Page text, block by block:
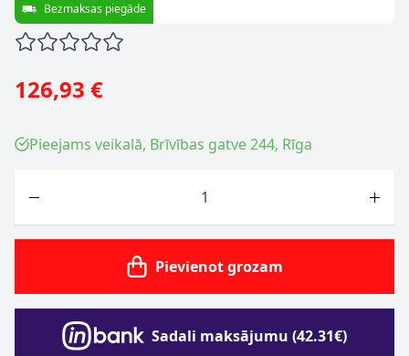
Bezmaksas piegāde
126,93 €
Pieejams veikalā, Brīvības gatve 244, Rīga
Pievienot grozam
Sadali maksājumu (42.31€)